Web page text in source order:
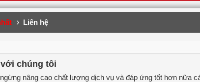
Liên hệ
chúng tôi
nâng cao chất lượng dịch vụ và đáp ứng tốt hơn nữa